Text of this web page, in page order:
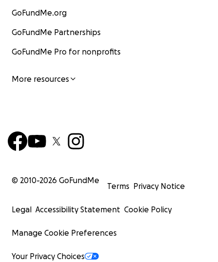
GoFundMe.org
GoFundMe Partnerships
GoFundMe Pro for nonprofits
More resources
© 2010-2026 GoFundMe
Terms Privacy Notice
Legal Accessibility Statement Cookie Policy
Manage Cookie Preferences
Your Privacy Choices